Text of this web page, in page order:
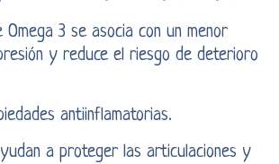
3 se asocia con un menor
y reduce el riesgo de deterioro
antiinflamatorias.
a proteger las articulaciones y